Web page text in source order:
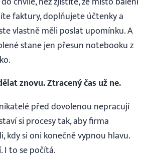
faktury, doplňujete účtenky a
vlastně měli poslat upomínku. A
stane jen přesun notebooku z
znovu. Ztracený čas už ne.
před dovolenou nepracují
si procesy tak, aby firma
kdy si oni konečně vypnou hlavu.
I to se počítá.